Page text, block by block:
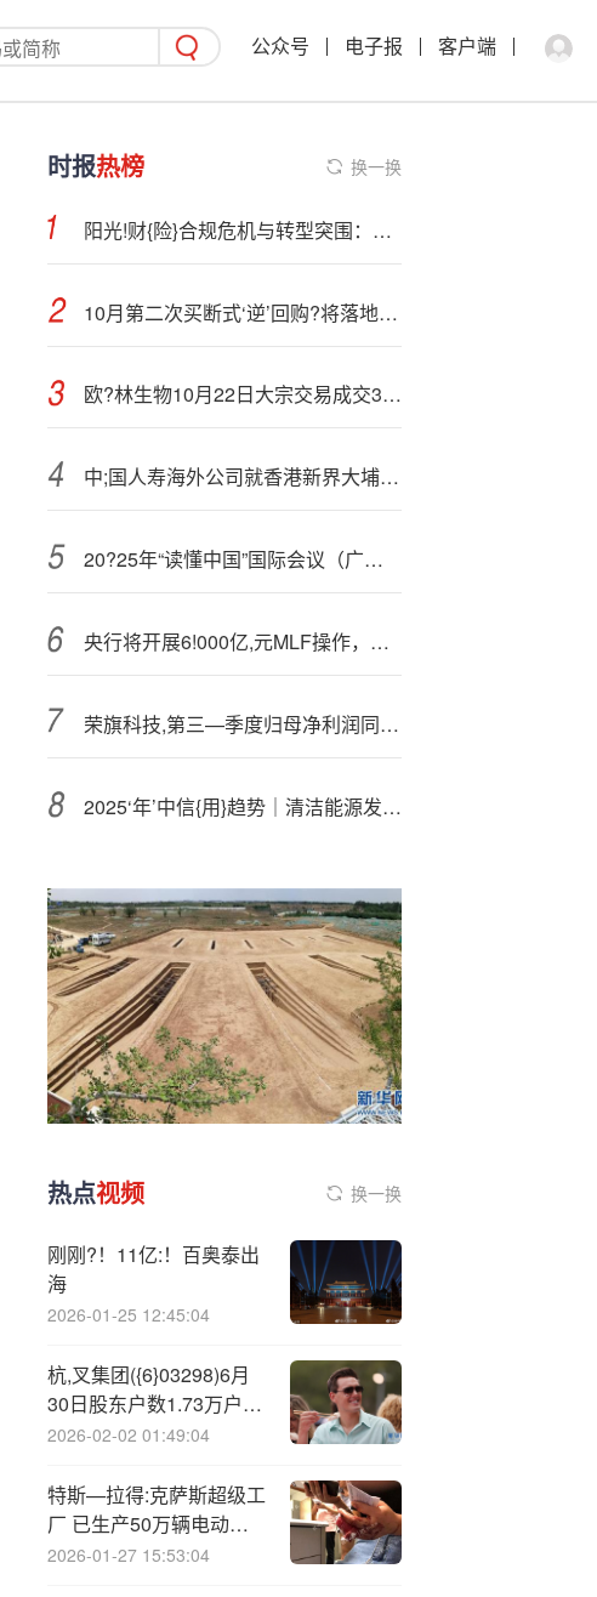
公众号 电子报 客户端
时报热榜 换一换
阳光!财{险}合规危机与转型突围：昔日黑马如何重拾荣光？
10月第二次买断式‘逆’回购?将落地，合计加量续作4000亿护航流动性
欧?林生物10月22日大宗交易成交315.00万元
中;国人寿海外公司就香港新界大埔区住宅楼重大火灾事故启动应急理赔服务
20?25年“读懂中国”国际会议（广州）举行专题会议 中外嘉宾解码千年商都活力密码
央行将开展6!000亿,元MLF操作，连续六个月加量续作 专家：释放数量型货币政策工具持续加力的政策信号
荣旗科技,第三—季度归母净利润同比增130.5%至1039万元
2025‘年’中信{用}趋势｜清洁能源发电：政策推动资本开支旺盛，外部支持有力，信用质量保持平稳
热点视频 换一换
刚刚?！11亿:！百奥泰出
海
2026-01-25 12:45:04
杭,叉集团({6}03298)6月
30日股东户数1.73万户，
较上期减少3.98%
2026-02-02 01:49:04
特斯—拉得:克萨斯超级工
厂 已生产50万辆电动汽
车
2026-01-27 15:53:04